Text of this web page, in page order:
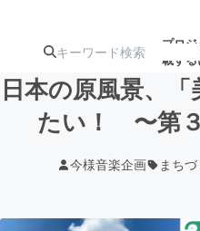
プロ
載す
注目のリ
ターン
ジェクト
日本の原風景、
たい！ 〜第
今様音楽企画 まち